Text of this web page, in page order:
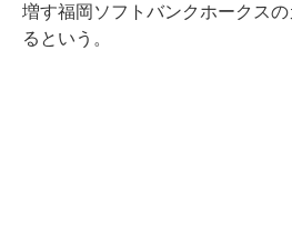
増す福岡ソフトバンクホークス
るという。